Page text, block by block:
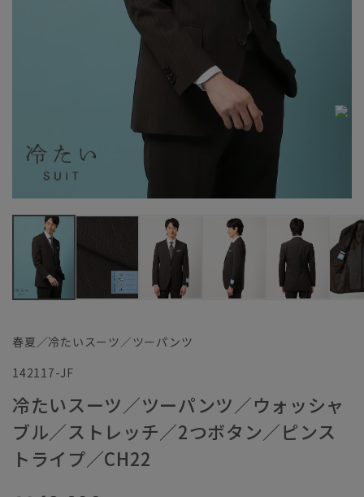
春夏／冷たいスーツ／ツーパンツ
142117-JF
冷たいスーツ／ツーパンツ／ウォッシャ
ブル／ストレッチ／2つボタン／ピンス
トライプ／CH22